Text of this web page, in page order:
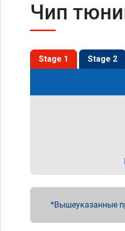
Чип
Stage 1 Stage 2
Вышеуказанные